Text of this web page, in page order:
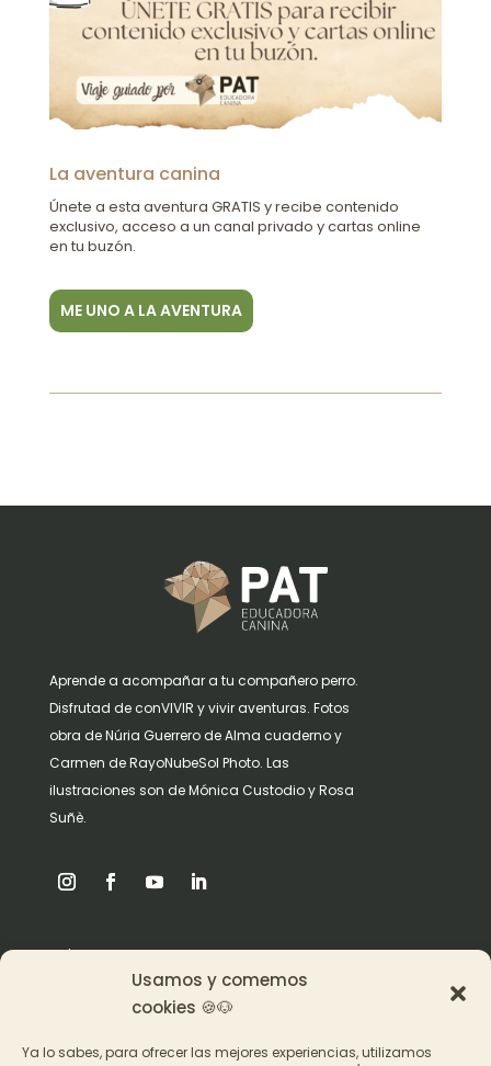
Usamos y comemos
cookies 🍪🐶
Ya lo sabes, para ofrecer las mejores experiencias, utilizamos
La aventura canina
Únete a esta aventura GRATIS y recibe contenido
exclusivo, acceso a un canal privado y cartas online
en tu buzón.
ME UNO A LA AVENTURA
Aprende a acompañar a tu compañero perro.
Disfrutad de conVIVIR y vivir aventuras. Fotos
obra de Núria Guerrero de Alma cuaderno y
Carmen de RayoNubeSol Photo. Las
ilustraciones son de Mónica Custodio y Rosa
Suñè.
Origen
Pat en los medios